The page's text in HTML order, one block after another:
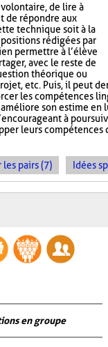
de lire à
de répondre aux
technique soit à la
rédigées par
permettre à l’élève
avec le reste de
théorique ou
etc. Puis, il peut
les compétences
son estime
à
leurs
les pairs (7) Idées
en groupe